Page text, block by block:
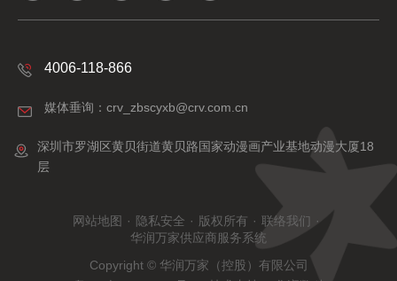
4006-118-866
媒体垂询：crv_zbscyxb@crv.com.cn
深圳市罗湖区黄贝街道黄贝路国家动漫画产业基地动漫大厦18
层
Copyright © 华润万家（控股）有限公司
网站地图 · 隐私安全 · 版权所有 · 联络我们 ·
华润万家供应商服务系统